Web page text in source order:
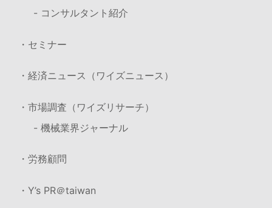
- コンサルタント紹介
・セミナー
・経済ニュース（ワイズニュース）
・市場調査（ワイズリサーチ）
- 機械業界ジャーナル
・労務顧問
・Y’s PR＠taiwan